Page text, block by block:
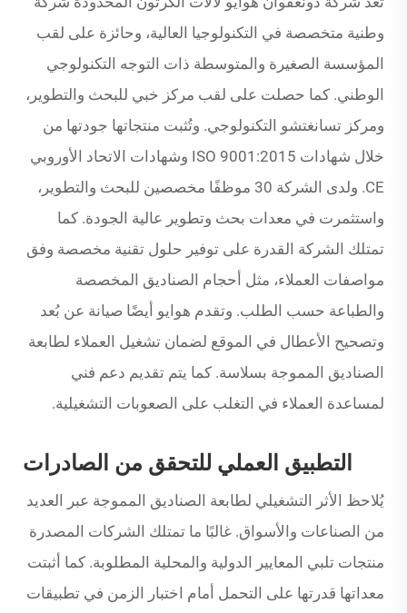
وطنية متخصصة في التكنولوجيا العالية، وحائزة على لقب
المؤسسة الصغيرة والمتوسطة ذات التوجه التكنولوجي
الوطني. كما حصلت على لقب مركز خبي للبحث والتطوير،
ومركز تسانغتشو التكنولوجي. وتُثبت منتجاتها جودتها من
خلال شهادات ISO 9001:2015 وشهادات الاتحاد الأوروبي
CE. ولدى الشركة 30 موظفًا مخصصين للبحث والتطوير،
واستثمرت في معدات بحث وتطوير عالية الجودة. كما
تمتلك الشركة القدرة على توفير حلول تقنية مخصصة وفق
مواصفات العملاء، مثل أحجام الصناديق المخصصة
والطباعة حسب الطلب. وتقدم هوايو أيضًا صيانة عن بُعد
وتصحيح الأعطال في الموقع لضمان تشغيل العملاء لطابعة
الصناديق المموجة بسلاسة. كما يتم تقديم دعم فني
لمساعدة العملاء في التغلب على الصعوبات التشغيلية.
التطبيق العملي للتحقق من الصادرات
يُلاحظ الأثر التشغيلي لطابعة الصناديق المموجة عبر العديد
من الصناعات والأسواق. غالبًا ما تمتلك الشركات المصدرة
منتجات تلبي المعايير الدولية والمحلية المطلوبة. كما أثبتت
معداتها قدرتها على التحمل أمام اختبار الزمن في تطبيقات